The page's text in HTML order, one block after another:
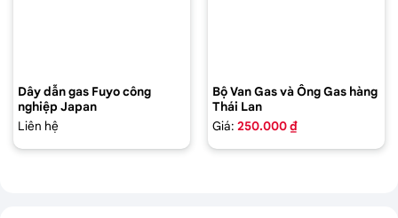
Dây dẫn gas Fuyo công
nghiệp Japan
Liên hệ
Bộ Van Gas và Ống Gas hàng
Thái Lan
Giá: 250.000 ₫